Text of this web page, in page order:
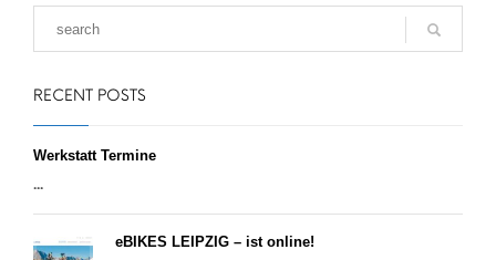
RECENT POSTS
Werkstatt Termine
...
eBIKES LEIPZIG – ist online!